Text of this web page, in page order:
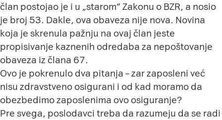
član postojao je i u „starom“ Zakonu o BZR, a nosio
je broj 53. Dakle, ova obaveza nije nova. Novina
koja je skrenula pažnju na ovaj član jeste
propisivanje kaznenih odredaba za nepoštovanje
obaveza iz člana 67.
Ovo je pokrenulo dva pitanja – zar zaposleni već
nisu zdravstveno osigurani i od kad moramo da
obezbedimo zaposlenima ovo osiguranje?
Pre svega, poslodavci treba da razumeju da se radi